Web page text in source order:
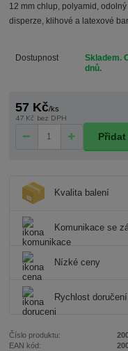
12 mm chlup, polyamid,
disperze, klihové a latexové
Dostupnost
Skladem.
dnů.
57 Kč/ks
47 Kč bez DPH
Kvalita balení
Komunikace se
Nízké ceny
Rychlost doručení
Číslo produktu:
EAN kód: